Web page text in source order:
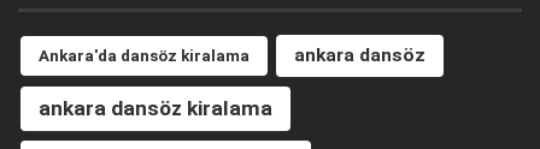
Ankara'da dansöz kiralama ankara dansöz
ankara dansöz kiralama